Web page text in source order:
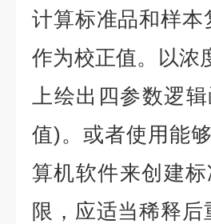
计算标准品和样本
作为校正值。以浓
上绘出四参数逻
值)。或者使用能
算机软件来创建
限，应适当稀释